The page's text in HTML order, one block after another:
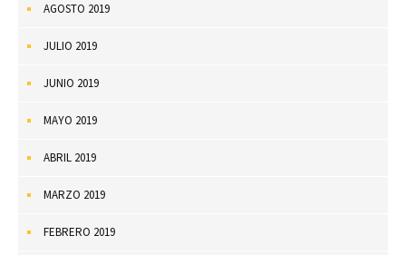
AGOSTO 2019
JULIO 2019
JUNIO 2019
MAYO 2019
ABRIL 2019
MARZO 2019
FEBRERO 2019